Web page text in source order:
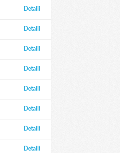
Detalii
Detalii
Detalii
Detalii
Detalii
Detalii
Detalii
Detalii